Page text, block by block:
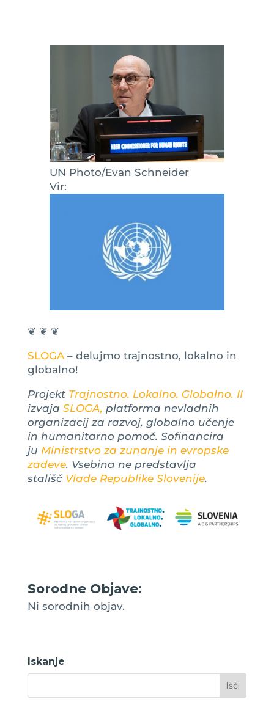
UN Photo/Evan Schneider
Vir:
❦ ❦ ❦
SLOGA– delujmo trajnostno, lokalno in
globalno!
Projekt Trajnostno. Lokalno. Globalno. II
izvaja SLOGA, platforma nevladnih
organizacij za razvoj, globalno učenje
in humanitarno pomoč. Sofinancira
ju Ministrstvo za zunanje in evropske
zadeve. Vsebina ne predstavlja
stališč Vlade Republike Slovenije.
Sorodne Objave:
Ni sorodnih objav.
Iskanje